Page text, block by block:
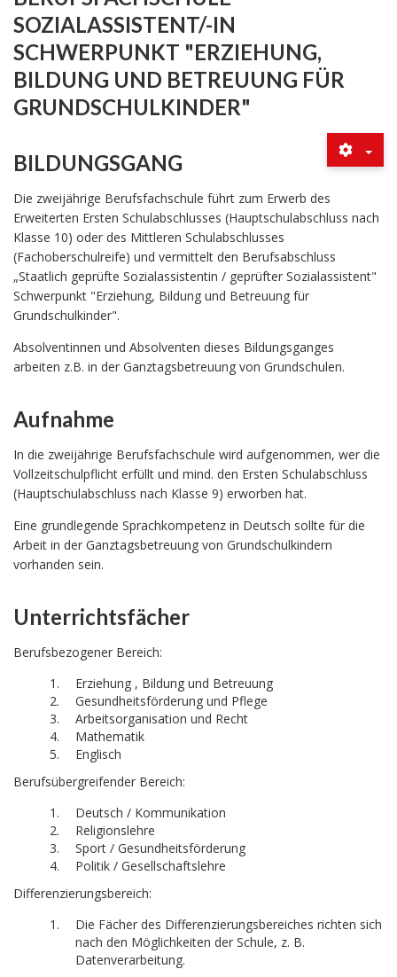
SOZIALASSISTENT/-IN
SCHWERPUNKT "ERZIEHUNG,
BILDUNG UND BETREUUNG FÜR
GRUNDSCHULKINDER"
BILDUNGSGANG
Die zweijährige Berufsfachschule führt zum Erwerb des
Erweiterten Ersten Schulabschlusses (Hauptschulabschluss nach
Klasse 10) oder des Mittleren Schulabschlusses
(Fachoberschulreife) und vermittelt den Berufsabschluss
„Staatlich geprüfte Sozialassistentin / geprüfter Sozialassistent"
Schwerpunkt "Erziehung, Bildung und Betreuung für
Grundschulkinder".
Absolventinnen und Absolventen dieses Bildungsganges
arbeiten z.B. in der Ganztagsbetreuung von Grundschulen.
Aufnahme
In die zweijährige Berufsfachschule wird aufgenommen, wer die
Vollzeitschulpflicht erfüllt und mind. den Ersten Schulabschluss
(Hauptschulabschluss nach Klasse 9) erworben hat.
Eine grundlegende Sprachkompetenz in Deutsch sollte für die
Arbeit in der Ganztagsbetreuung von Grundschulkindern
vorhanden sein.
Unterrichtsfächer
Berufsbezogener Bereich:
Erziehung , Bildung und Betreuung
Gesundheitsförderung und Pflege
Arbeitsorganisation und Recht
Mathematik
Englisch
Berufsübergreifender Bereich:
Deutsch / Kommunikation
Religionslehre
Sport / Gesundheitsförderung
Politik / Gesellschaftslehre
Differenzierungsbereich:
Die Fächer des Differenzierungsbereiches richten sich
nach den Möglichkeiten der Schule, z. B.
Datenverarbeitung.